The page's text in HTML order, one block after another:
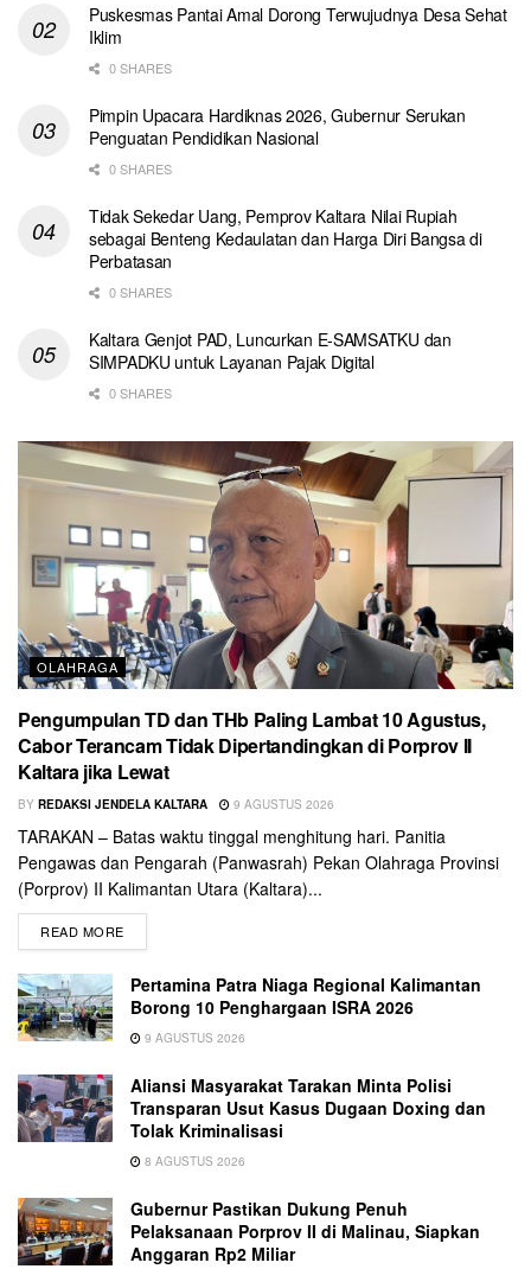
Puskesmas Pantai Amal Dorong Terwujudnya Desa Sehat
Iklim
0 SHARES
Pimpin Upacara Hardiknas 2026, Gubernur Serukan
Penguatan Pendidikan Nasional
0 SHARES
Tidak Sekedar Uang, Pemprov Kaltara Nilai Rupiah
sebagai Benteng Kedaulatan dan Harga Diri Bangsa di
Perbatasan
0 SHARES
Kaltara Genjot PAD, Luncurkan E-SAMSATKU dan
SIMPADKU untuk Layanan Pajak Digital
0 SHARES
OLAHRAGA
Pengumpulan TD dan THb Paling Lambat 10 Agustus,
Cabor Terancam Tidak Dipertandingkan di Porprov II
Kaltara jika Lewat
BY REDAKSI JENDELA KALTARA 9 AGUSTUS 2026
TARAKAN – Batas waktu tinggal menghitung hari. Panitia
Pengawas dan Pengarah (Panwasrah) Pekan Olahraga Provinsi
(Porprov) II Kalimantan Utara (Kaltara)...
READ MORE
Pertamina Patra Niaga Regional Kalimantan
Borong 10 Penghargaan ISRA 2026
9 AGUSTUS 2026
Aliansi Masyarakat Tarakan Minta Polisi
Transparan Usut Kasus Dugaan Doxing dan
Tolak Kriminalisasi
8 AGUSTUS 2026
Gubernur Pastikan Dukung Penuh
Pelaksanaan Porprov II di Malinau, Siapkan
Anggaran Rp2 Miliar